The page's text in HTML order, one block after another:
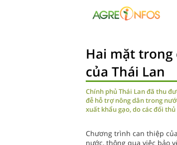
Hai mặt trong
của Thái Lan
Chính phủ Thái Lan đã thu
đễ hỗ trợ nông dân trong
xuất khẩu gạo, do các đối
Chương trình can thiệp
nước, thông qua việc bảo